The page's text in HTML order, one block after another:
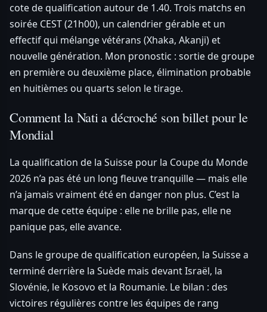
cote de qualification autour de 1.40. Trois matchs en
soirée CEST (21h00), un calendrier gérable et un
effectif qui mélange vétérans (Xhaka, Akanji) et
nouvelle génération. Mon pronostic : sortie de groupe
en première ou deuxième place, élimination probable
en huitièmes ou quarts selon le tirage.
Comment la Nati a décroché son billet pour le
Mondial
La qualification de la Suisse pour la Coupe du Monde
2026 n’a pas été un long fleuve tranquille — mais elle
n’a jamais vraiment été en danger non plus. C’est la
marque de cette équipe : elle ne brille pas, elle ne
panique pas, elle avance.
Dans le groupe de qualification européen, la Suisse a
terminé derrière la Suède mais devant Israël, la
Slovénie, le Kosovo et la Roumanie. Le bilan : des
victoires régulières contre les équipes de rang